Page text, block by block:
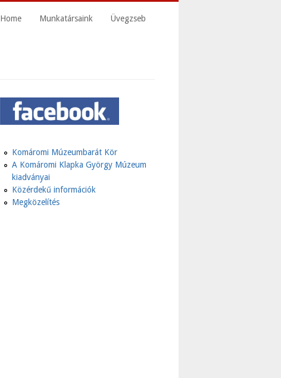
Home Munkatársaink Üvegzseb
Komáromi Múzeumbarát Kör
A Komáromi Klapka György Múzeum
kiadványai
Közérdekű információk
Megközelítés